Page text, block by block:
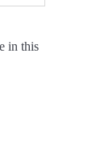
in this